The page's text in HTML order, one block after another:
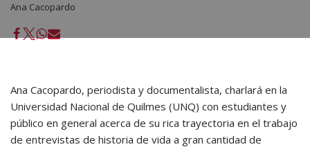
Ana Cacopardo
Ana Cacopardo, periodista y documentalista, charlará en la
Universidad Nacional de Quilmes (UNQ) con estudiantes y
público en general acerca de su rica trayectoria en el trabajo
de entrevistas de historia de vida a gran cantidad de